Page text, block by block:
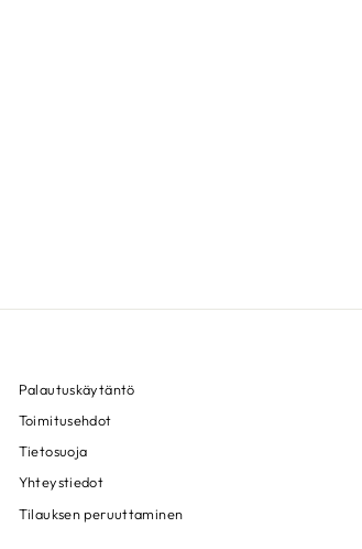
Palautuskäytäntö
Toimitusehdot
Tietosuoja
Yhteystiedot
Tilauksen peruuttaminen